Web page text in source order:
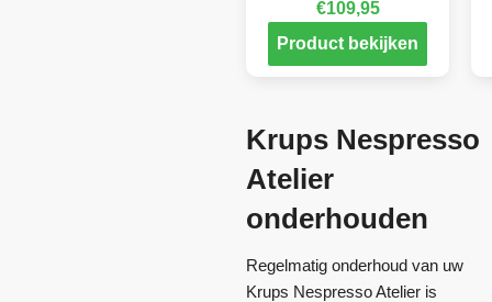
€109,95
Product bekijken
Krups Nespresso
Atelier
onderhouden
Regelmatig onderhoud van uw
Krups Nespresso Atelier is